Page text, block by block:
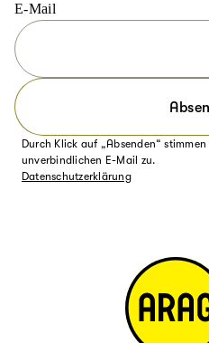
E-Mail
Durch Klick auf „Absenden“
unverbindlichen E-Mail zu.
Datenschutzerklärung